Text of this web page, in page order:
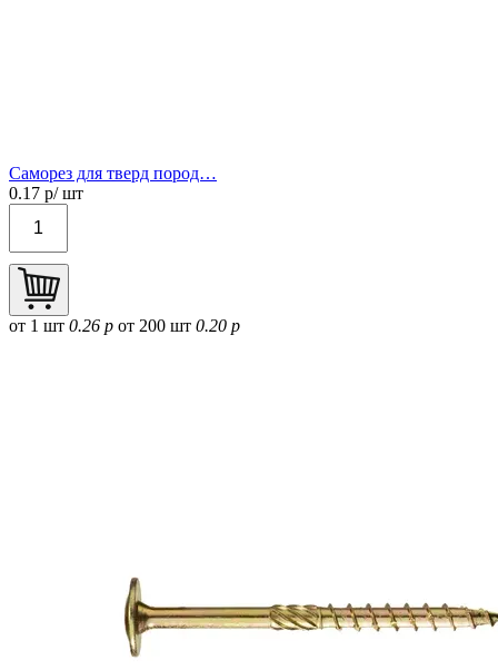
Саморез для тверд пород…
0.17 р/ шт
от 1 шт 0.26 р от 200 шт 0.20 р